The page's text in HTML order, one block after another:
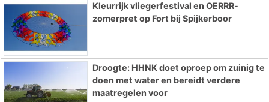
Kleurrijk vliegerfestival en OERRR-
zomerpret op Fort bij Spijkerboor
Droogte: HHNK doet oproep om zuinig te
doen met water en bereidt verdere
maatregelen voor